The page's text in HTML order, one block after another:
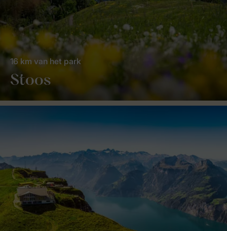
Stoos
16 km van het park